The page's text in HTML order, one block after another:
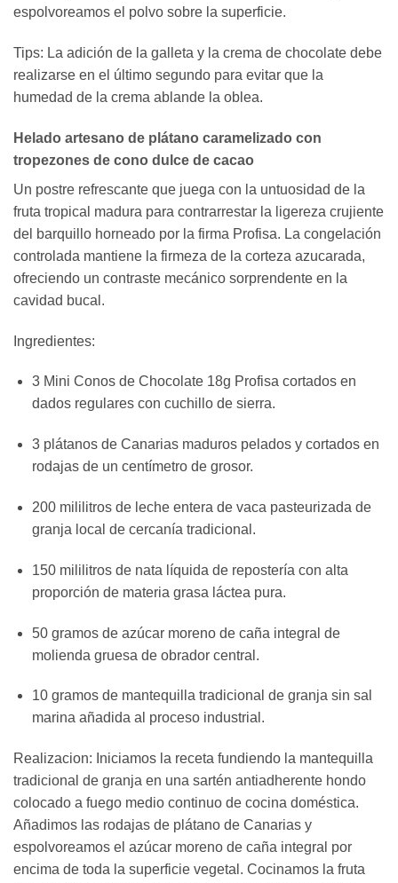
espolvoreamos el polvo sobre la superficie.
Tips: La adición de la galleta y la crema de chocolate debe
realizarse en el último segundo para evitar que la
humedad de la crema ablande la oblea.
Helado artesano de plátano caramelizado con
tropezones de cono dulce de cacao
Un postre refrescante que juega con la untuosidad de la
fruta tropical madura para contrarrestar la ligereza crujiente
del barquillo horneado por la firma Profisa. La congelación
controlada mantiene la firmeza de la corteza azucarada,
ofreciendo un contraste mecánico sorprendente en la
cavidad bucal.
Ingredientes:
3 Mini Conos de Chocolate 18g Profisa cortados en
dados regulares con cuchillo de sierra.
3 plátanos de Canarias maduros pelados y cortados en
rodajas de un centímetro de grosor.
200 mililitros de leche entera de vaca pasteurizada de
granja local de cercanía tradicional.
150 mililitros de nata líquida de repostería con alta
proporción de materia grasa láctea pura.
50 gramos de azúcar moreno de caña integral de
molienda gruesa de obrador central.
10 gramos de mantequilla tradicional de granja sin sal
marina añadida al proceso industrial.
Realizacion: Iniciamos la receta fundiendo la mantequilla
tradicional de granja en una sartén antiadherente hondo
colocado a fuego medio continuo de cocina doméstica.
Añadimos las rodajas de plátano de Canarias y
espolvoreamos el azúcar moreno de caña integral por
encima de toda la superficie vegetal. Cocinamos la fruta